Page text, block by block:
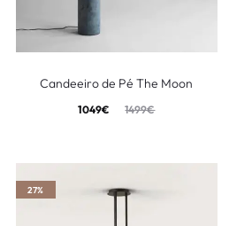
Candeeiro de Pé The Moon
1499€
1049€
27%